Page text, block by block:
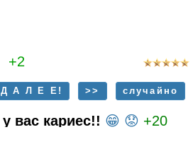
+2
Д А Л Е Е! >> случайно
вас кариес!! 😁 😟 +20